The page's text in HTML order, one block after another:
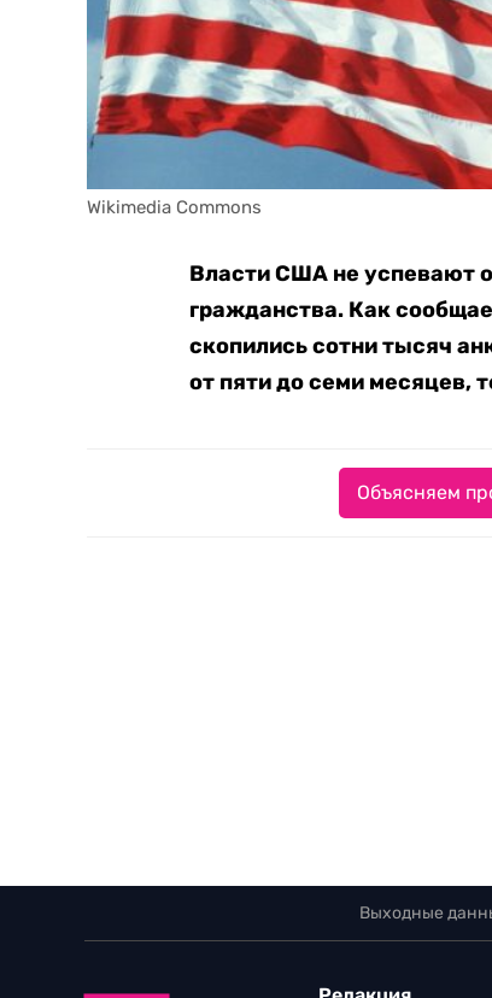
Wikimedia Commons
Власти США не успевают
гражданства. Как
скопились сотни тысяч
от пяти до семи месяцев,
Объясняем
Выходные